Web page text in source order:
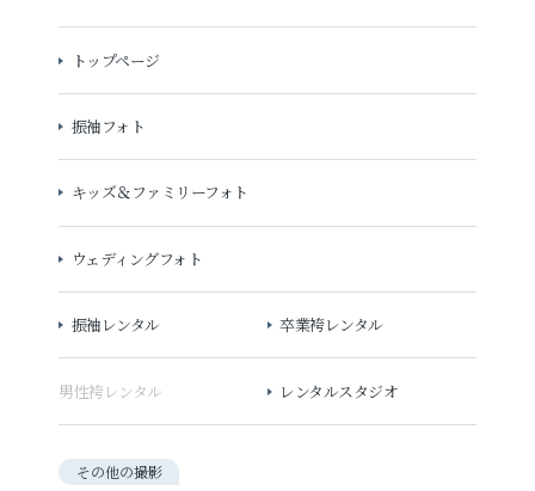
トップページ
振袖フォト
キッズ＆ファミリーフォト
ウェディングフォト
振袖レンタル 卒業袴レンタル
男性袴レンタル レンタルスタジオ
その他の撮影